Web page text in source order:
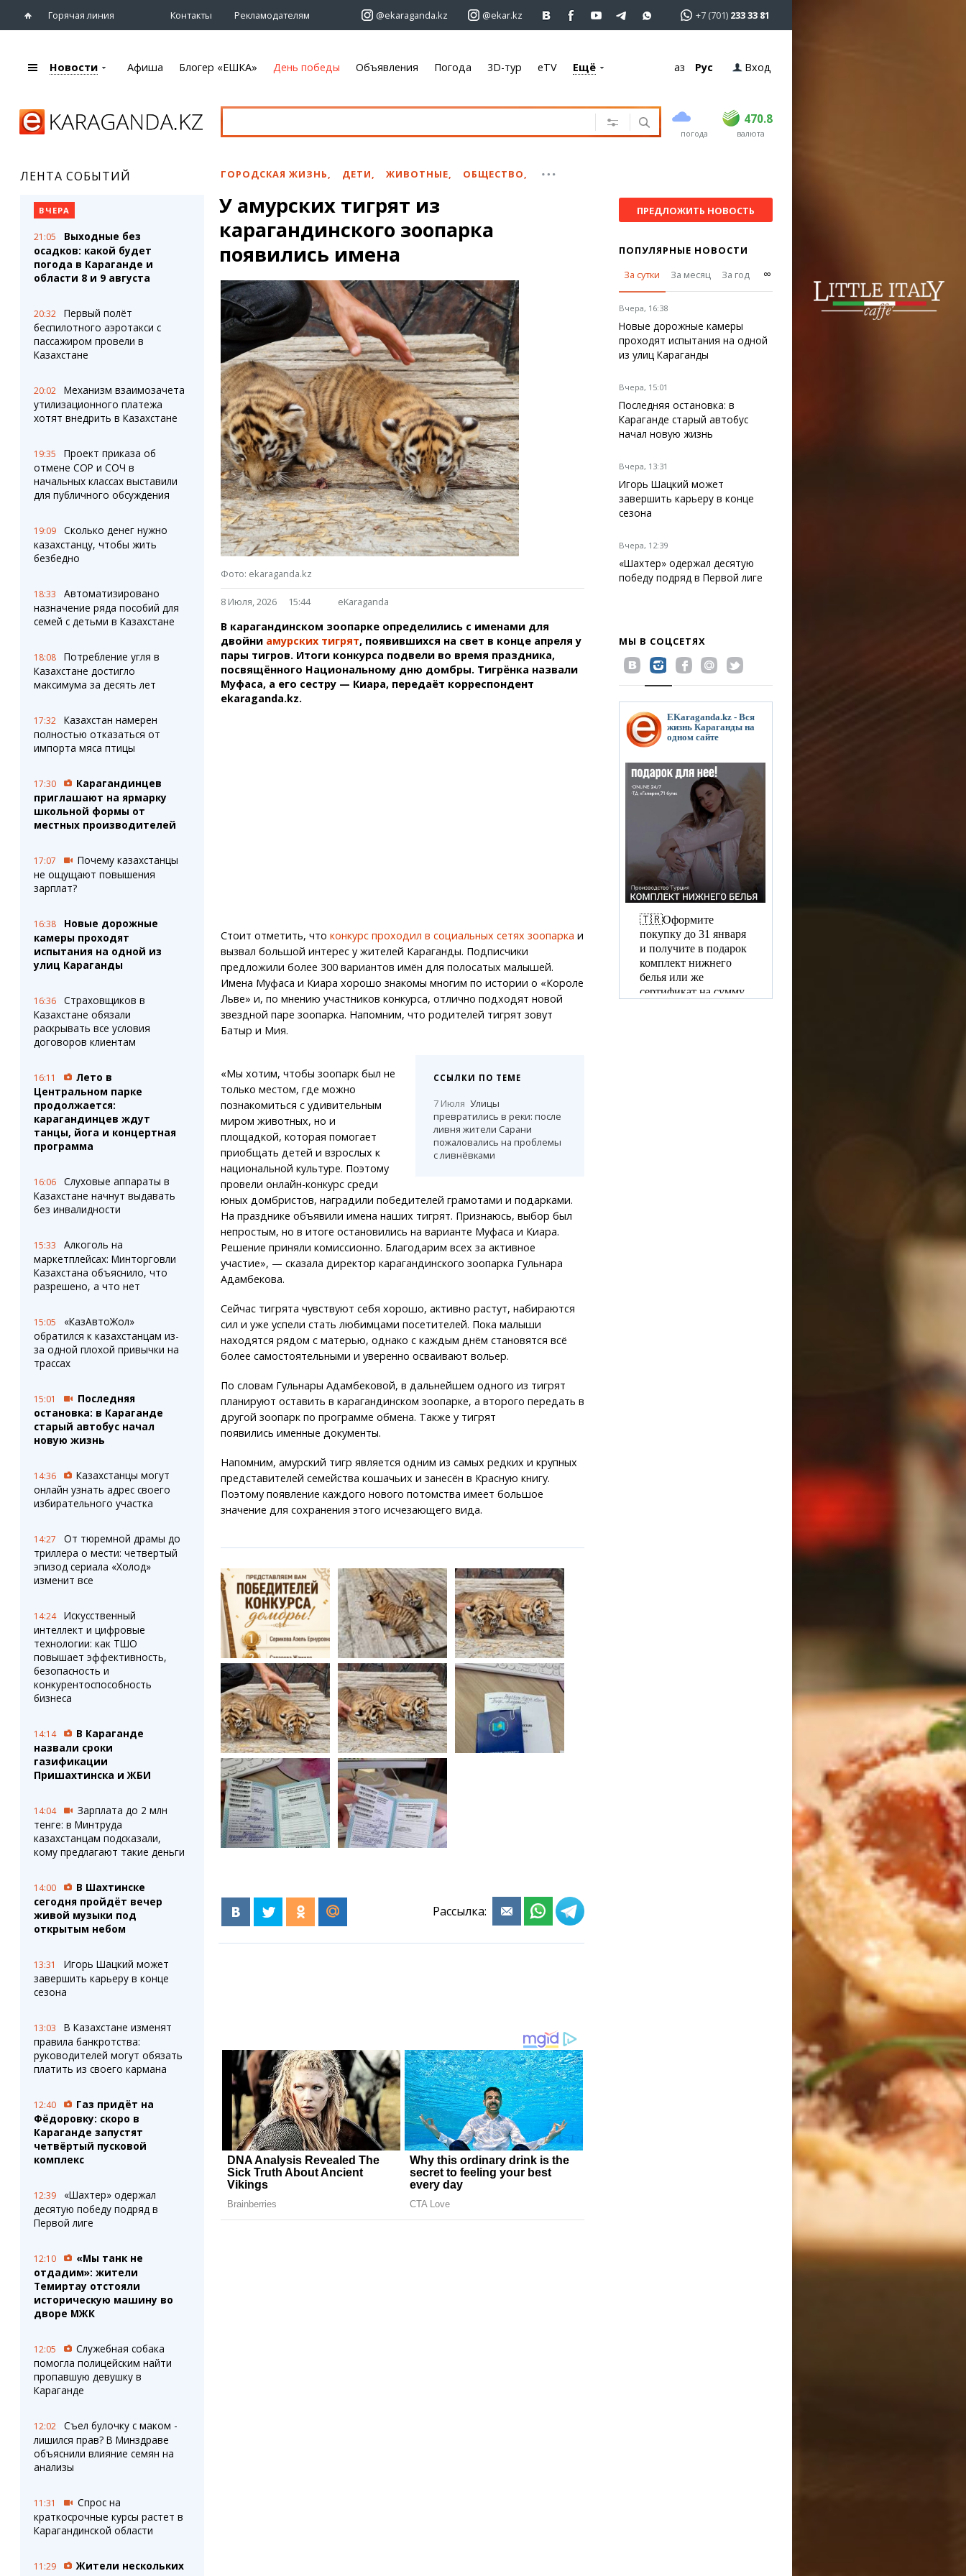
Горячая линия Контакты Рекламодателям @ekaraganda.kz @ekar.kz +7 (701) 233 33 81
Караганды
eTV
Рассылка новостей
Персоны
Интервью
Афиша
Театры
Спорт
Выставки
Цирк и зоопарк
Объявления
Автомобили
Услуги
Электроника
Мебель
Лента блогера
Штрихи
Фотокомиксы
Коллаж недели
Карты
Web-камеры
Пробки
Карта Караганды
Организации
Мой участковый
Перекрытие дорог
Погода
Караганда
Темиртау
Балхаш
Жезказган
Медиа
Фото
Видео
3D-тур
Timelapse
Сервисы
Переводчик
Справочник
Расписание транспорта
Автобусные остановки
Экстренные службы
Каталог компаний
Купить шины, легко!
Новости Афиша Блогер «ЕШКА» День победы Объявления Погода 3D-тур eTV Ещё Қаз Рус Вход
погода
470.8
USD 468.5 470.8
EUR валюта
ЛЕНТА СОБЫТИЙ
ВЧЕРА
21:05
Выходные без
осадков: какой будет
погода в Караганде и
области 8 и 9 августа
20:32
Первый полёт
беспилотного аэротакси с
пассажиром провели в
Казахстане
20:02
Механизм взаимозачета
утилизационного платежа
хотят внедрить в Казахстане
19:35
Проект приказа об
отмене СОР и СОЧ в
начальных классах выставили
для публичного обсуждения
19:09
Сколько денег нужно
казахстанцу, чтобы жить
безбедно
18:33
Автоматизировано
назначение ряда пособий для
семей с детьми в Казахстане
18:08
Потребление угля в
Казахстане достигло
максимума за десять лет
17:32
Казахстан намерен
полностью отказаться от
импорта мяса птицы
17:30
Карагандинцев
приглашают на ярмарку
школьной формы от
местных производителей
17:07
Почему казахстанцы
не ощущают повышения
зарплат?
16:38
Новые дорожные
камеры проходят
испытания на одной из
улиц Караганды
16:36
Страховщиков в
Казахстане обязали
раскрывать все условия
договоров клиентам
16:11
Лето в
Центральном парке
продолжается:
карагандинцев ждут
танцы, йога и концертная
программа
16:06
Слуховые аппараты в
Казахстане начнут выдавать
без инвалидности
15:33
Алкоголь на
маркетплейсах: Минторговли
Казахстана объяснило, что
разрешено, а что нет
15:05
«КазАвтоЖол»
обратился к казахстанцам из-
за одной плохой привычки на
трассах
15:01
Последняя
остановка: в Караганде
старый автобус начал
новую жизнь
14:36
Казахстанцы могут
онлайн узнать адрес своего
избирательного участка
14:27
От тюремной драмы до
триллера о мести: четвертый
эпизод сериала «Холод»
изменит все
14:24
Искусственный
интеллект и цифровые
технологии: как ТШО
повышает эффективность,
безопасность и
конкурентоспособность
бизнеса
14:14
В Караганде
назвали сроки
газификации
Пришахтинска и ЖБИ
14:04
Зарплата до 2 млн
тенге: в Минтруда
казахстанцам подсказали,
кому предлагают такие деньги
14:00
В Шахтинске
сегодня пройдёт вечер
живой музыки под
открытым небом
13:31
Игорь Шацкий может
завершить карьеру в конце
сезона
13:03
В Казахстане изменят
правила банкротства:
руководителей могут обязать
платить из своего кармана
12:40
Газ придёт на
Фёдоровку: скоро в
Караганде запустят
четвёртый пусковой
комплекс
12:39
«Шахтер» одержал
десятую победу подряд в
Первой лиге
12:10
«Мы танк не
отдадим»: жители
Темиртау отстояли
историческую машину во
дворе МЖК
12:05
Служебная собака
помогла полицейским найти
пропавшую девушку в
Караганде
12:02
Съел булочку с маком -
лишился прав? В Минздраве
объяснили влияние семян на
анализы
11:31
Спрос на
краткосрочные курсы растет в
Карагандинской области
11:29
Жители нескольких
ГОРОДСКАЯ ЖИЗНЬ, ДЕТИ, ЖИВОТНЫЕ, ОБЩЕСТВО,
У амурских тигрят из
карагандинского зоопарка
появились имена
Фото: ekaraganda.kz
8 Июля, 2026 15:44 eKaraganda
В карагандинском зоопарке определились с именами для
двойни амурских тигрят, появившихся на свет в конце апреля у
пары тигров. Итоги конкурса подвели во время праздника,
посвящённого Национальному дню домбры. Тигрёнка назвали
Муфаса, а его сестру — Киара, передаёт корреспондент
ekaraganda.kz.
Стоит отметить, что конкурс проходил в социальных сетях зоопарка и
вызвал большой интерес у жителей Караганды. Подписчики
предложили более 300 вариантов имён для полосатых малышей.
Имена Муфаса и Киара хорошо знакомы многим по истории о «Короле
Льве» и, по мнению участников конкурса, отлично подходят новой
звездной паре зоопарка. Напомним, что родителей тигрят зовут
Батыр и Мия.
ССЫЛКИ ПО ТЕМЕ
7 Июля Улицы
превратились в реки: после
ливня жители Сарани
пожаловались на проблемы
с ливнёвками
«Мы хотим, чтобы зоопарк был не
только местом, где можно
познакомиться с удивительным
миром животных, но и
площадкой, которая помогает
приобщать детей и взрослых к
национальной культуре. Поэтому
провели онлайн-конкурс среди
юных домбристов, наградили победителей грамотами и подарками.
На празднике объявили имена наших тигрят. Признаюсь, выбор был
непростым, но в итоге остановились на варианте Муфаса и Киара.
Решение приняли комиссионно. Благодарим всех за активное
участие», — сказала директор карагандинского зоопарка Гульнара
Адамбекова.
Сейчас тигрята чувствуют себя хорошо, активно растут, набираются
сил и уже успели стать любимцами посетителей. Пока малыши
находятся рядом с матерью, однако с каждым днём становятся всё
более самостоятельными и уверенно осваивают вольер.
По словам Гульнары Адамбековой, в дальнейшем одного из тигрят
планируют оставить в карагандинском зоопарке, а второго передать в
другой зоопарк по программе обмена. Также у тигрят
появились именные документы.
Напомним, амурский тигр является одним из самых редких и крупных
представителей семейства кошачьих и занесён в Красную книгу.
Поэтому появление каждого нового потомства имеет большое
значение для сохранения этого исчезающего вида.
Рассылка:
ПРЕДЛОЖИТЬ НОВОСТЬ
ПОПУЛЯРНЫЕ НОВОСТИ
За сутки
За месяц За год ∞
Вчера, 16:38
Новые дорожные камеры
проходят испытания на одной
из улиц Караганды
Вчера, 15:01
Последняя остановка: в
Караганде старый автобус
начал новую жизнь
Вчера, 13:31
Игорь Шацкий может
завершить карьеру в конце
сезона
Вчера, 12:39
«Шахтер» одержал десятую
победу подряд в Первой лиге
МЫ В СОЦСЕТЯХ
EKaraganda.kz - Вся
жизнь Караганды на
одном сайте